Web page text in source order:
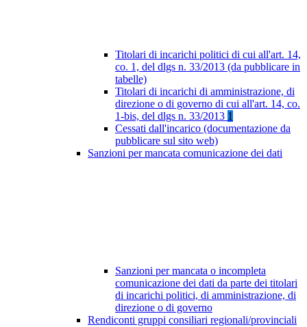
Titolari di incarichi politici di cui all'art. 14,
co. 1, del dlgs n. 33/2013 (da pubblicare in
tabelle)
Titolari di incarichi di amministrazione, di
direzione o di governo di cui all'art. 14, co.
1-bis, del dlgs n. 33/2013 1
Cessati dall'incarico (documentazione da
pubblicare sul sito web)
Sanzioni per mancata comunicazione dei dati
Sanzioni per mancata o incompleta
comunicazione dei dati da parte dei titolari
di incarichi politici, di amministrazione, di
direzione o di governo
Rendiconti gruppi consiliari regionali/provinciali